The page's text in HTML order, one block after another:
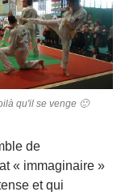
qu'il se venge 🙂
de
« immaginaire »
et qui